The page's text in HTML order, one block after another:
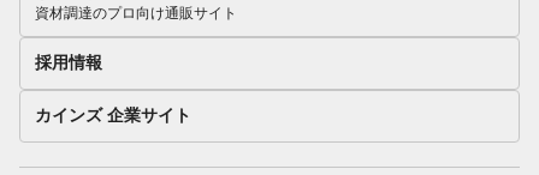
資材調達のプロ向け通販サイト
採用情報
カインズ 企業サイト